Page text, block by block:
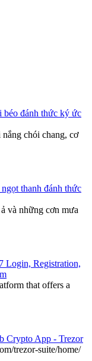
béo đánh thức ký ức
chói chang, cơ
thanh đánh thức
và những cơn mưa
Login, Registration,
that offers a
Crypto App - Trezor
trezor-suite/home/